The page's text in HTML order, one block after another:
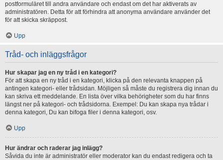
postformuläret till andra användare och endast om det har aktiverats av
administratören. Detta för att förhindra att anonyma användare använder det
för att skicka skräppost.
Upp
Tråd- och inläggsfrågor
Hur skapar jag en ny tråd i en kategori?
För att skapa en ny tråd i en kategori, klicka på den relevanta knappen på
antingen kategori- eller trådsidan. Möjligen så måste du registrera dig innan du
kan skriva ett meddelande. En lista över vilka behörigheter som du har finns
längst ner på kategori- och trådsidorna. Exempel: Du kan skapa nya trådar i
denna kategori, Du kan bifoga filer i denna kategori, osv.
Upp
Hur ändrar och raderar jag inlägg?
Såvida du inte är administratör eller moderator kan du endast redigera och ta